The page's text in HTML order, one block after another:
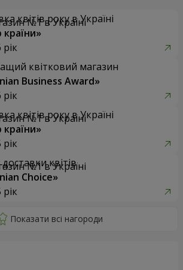
квітів року в Україні
країни»
квітковий магазин
Business Award»
квітів року в Україні
країни»
доставки квітів
Choice»